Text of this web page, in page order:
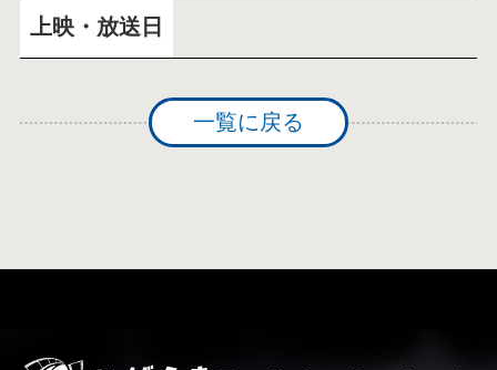
上映・放送日
一覧に戻る